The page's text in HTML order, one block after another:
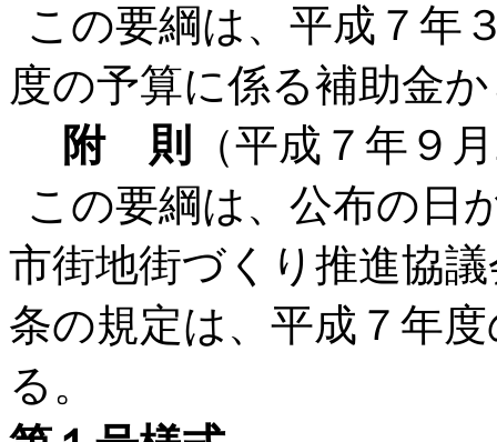
この要綱は、平成７年
度の予算に係る補助金
附 則
（平成７年９
この要綱は、公布の日
市街地街づくり推進協
条の規定は、平成７年
る。